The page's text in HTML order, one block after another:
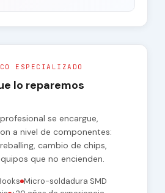
ESPECIALIZADO
lo reparemos
se encargue,
a nivel de componentes:
cambio de chips,
que no encienden.
Micro-soldadura SMD